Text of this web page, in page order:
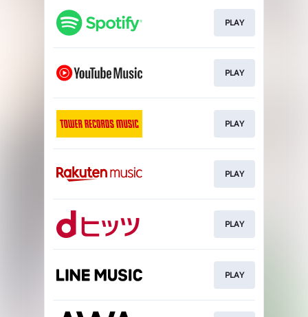
PLAY
PLAY
PLAY
PLAY
PLAY
PLAY